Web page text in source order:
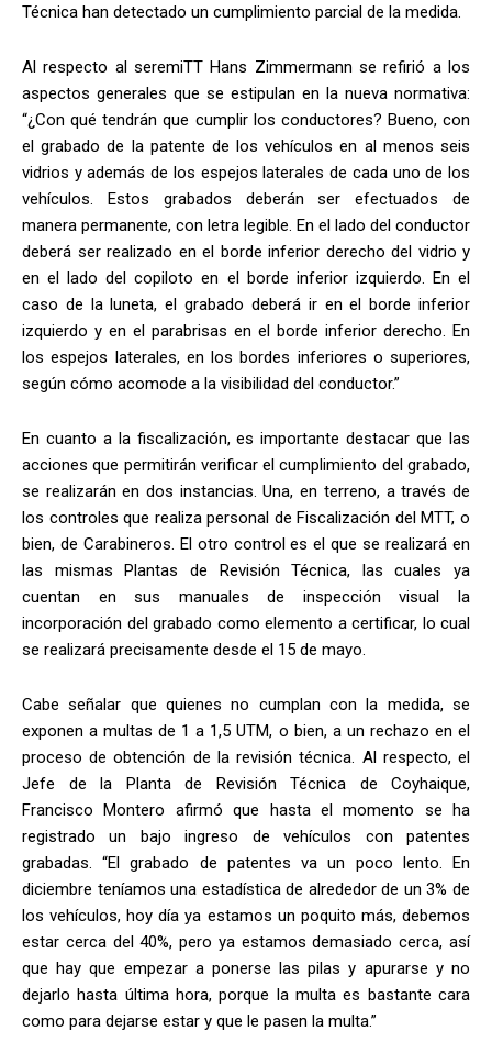
Técnica han detectado un cumplimiento parcial de la medida.
Al respecto al seremiTT Hans Zimmermann se refirió a los
aspectos generales que se estipulan en la nueva normativa:
“¿Con qué tendrán que cumplir los conductores? Bueno, con
el grabado de la patente de los vehículos en al menos seis
vidrios y además de los espejos laterales de cada uno de los
vehículos. Estos grabados deberán ser efectuados de
manera permanente, con letra legible. En el lado del conductor
deberá ser realizado en el borde inferior derecho del vidrio y
en el lado del copiloto en el borde inferior izquierdo. En el
caso de la luneta, el grabado deberá ir en el borde inferior
izquierdo y en el parabrisas en el borde inferior derecho. En
los espejos laterales, en los bordes inferiores o superiores,
según cómo acomode a la visibilidad del conductor.”
En cuanto a la fiscalización, es importante destacar que las
acciones que permitirán verificar el cumplimiento del grabado,
se realizarán en dos instancias. Una, en terreno, a través de
los controles que realiza personal de Fiscalización del MTT, o
bien, de Carabineros. El otro control es el que se realizará en
las mismas Plantas de Revisión Técnica, las cuales ya
cuentan en sus manuales de inspección visual la
incorporación del grabado como elemento a certificar, lo cual
se realizará precisamente desde el 15 de mayo.
Cabe señalar que quienes no cumplan con la medida, se
exponen a multas de 1 a 1,5 UTM, o bien, a un rechazo en el
proceso de obtención de la revisión técnica. Al respecto, el
Jefe de la Planta de Revisión Técnica de Coyhaique,
Francisco Montero afirmó que hasta el momento se ha
registrado un bajo ingreso de vehículos con patentes
grabadas. “El grabado de patentes va un poco lento. En
diciembre teníamos una estadística de alrededor de un 3% de
los vehículos, hoy día ya estamos un poquito más, debemos
estar cerca del 40%, pero ya estamos demasiado cerca, así
que hay que empezar a ponerse las pilas y apurarse y no
dejarlo hasta última hora, porque la multa es bastante cara
como para dejarse estar y que le pasen la multa.”